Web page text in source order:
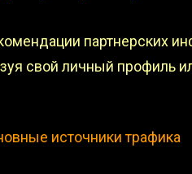
партнерских
свой личный профиль
источники трафика